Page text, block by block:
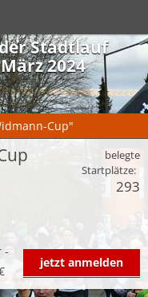
Stadtlauf
2024
Cup"
-
belegte
Startplätze:
293
jetzt anmelden